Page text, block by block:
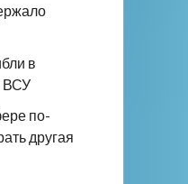
в
ВСУ
по-
другая